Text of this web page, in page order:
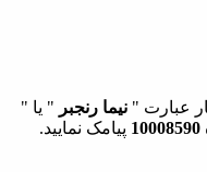
نیما رنجبر " یا "
پیامک نمایید.